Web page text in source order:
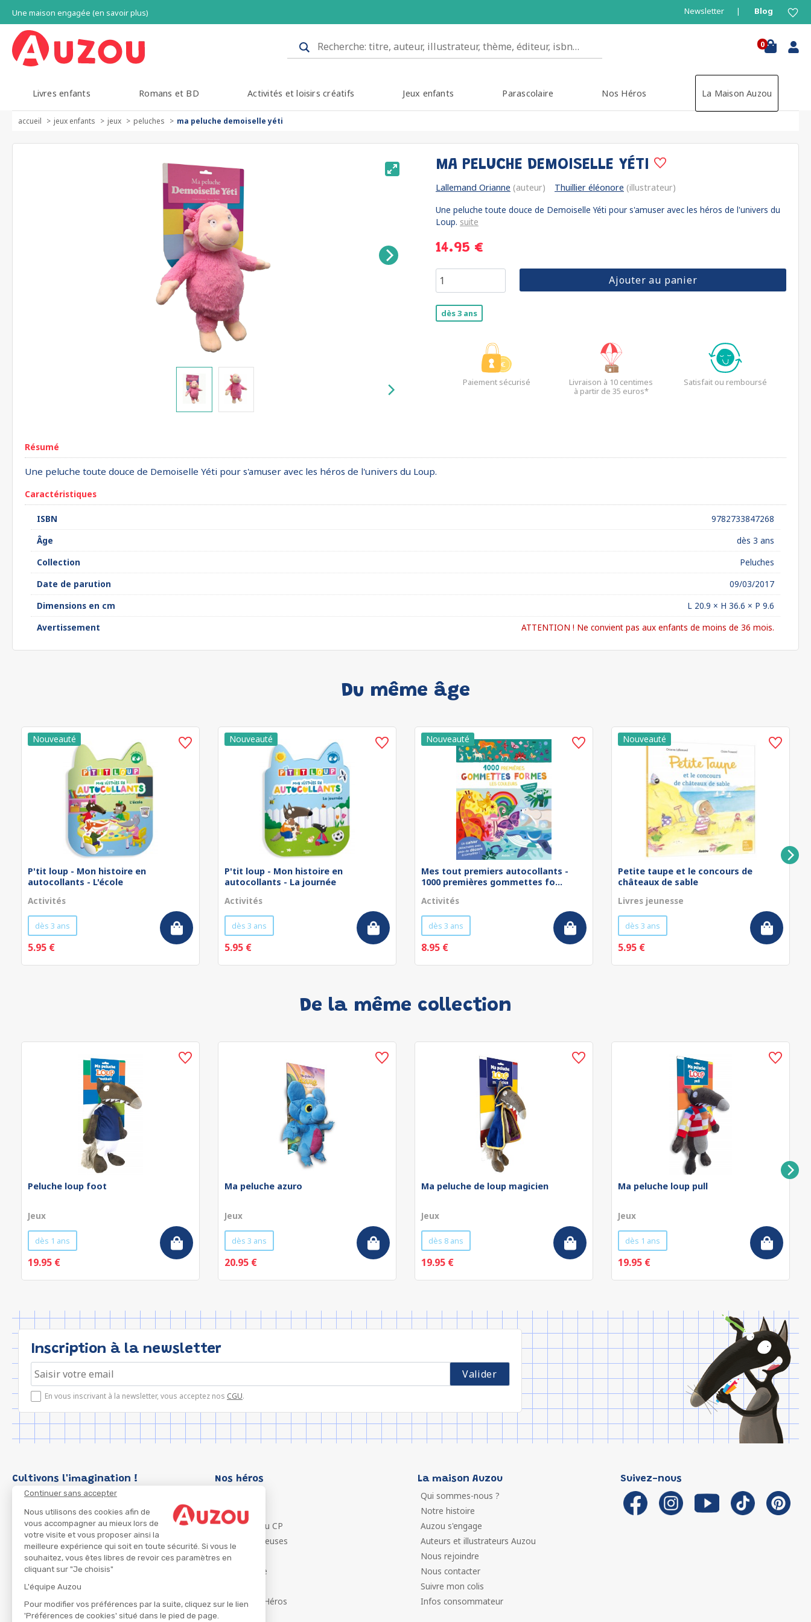
Continuer sans accepter
Nous utilisons des cookies afin de
vous accompagner au mieux lors de
votre visite et vous proposer ainsi la
meilleure expérience qui soit en toute sécurité. Si vous le
souhaitez, vous êtes libres de revoir ces paramètres en
cliquant sur "Je choisis"
L'équipe Auzou
Pour modifier vos préférences par la suite, cliquez sur le lien
'Préférences de cookies' situé dans le pied de page.
Une maison engagée (en savoir plus) Newsletter Blog
0
Livres enfants Romans et BD Activités et loisirs créatifs Jeux enfants Parascolaire Nos Héros La Maison Auzou
accueil jeux enfants jeux peluches ma peluche demoiselle yéti
MA PELUCHE DEMOISELLE YÉTI
Lallemand Orianne (auteur) Thuillier éléonore (illustrateur)
Une peluche toute douce de Demoiselle Yéti pour s'amuser avec les héros de l'univers du
Loup. suite
14.95 €
Ajouter au panier
dès 3 ans
Paiement sécurisé
Livraison à 10 centimes
à partir de 35 euros*
Satisfait ou remboursé
Résumé
Une peluche toute douce de Demoiselle Yéti pour s'amuser avec les héros de l'univers du Loup.
Caractéristiques
ISBN
9782733847268
Âge
dès 3 ans
Collection
Peluches
Date de parution
09/03/2017
Dimensions en cm
L 20.9 × H 36.6 × P 9.6
Avertissement
ATTENTION ! Ne convient pas aux enfants de moins de 36 mois.
Du même âge
P'tit loup - Mon histoire en
autocollants - L'école
Activités
dès 3 ans
5.95 €
P'tit loup - Mon histoire en
autocollants - La journée
Activités
dès 3 ans
5.95 €
Mes tout premiers autocollants -
1000 premières gommettes fo...
Activités
dès 3 ans
8.95 €
Petite taupe et le concours de
châteaux de sable
Livres jeunesse
dès 3 ans
5.95 €
De la même collection
Peluche loup foot
Jeux
dès 1 ans
19.95 €
Ma peluche azuro
Jeux
dès 3 ans
20.95 €
Ma peluche de loup magicien
Jeux
dès 8 ans
19.95 €
Ma peluche loup pull
Jeux
dès 1 ans
19.95 €
Inscription à la newsletter
En vous inscrivant à la newsletter, vous acceptez nos CGU.
Cultivons l'imagination ! Nos héros
P'tit Loup
Les Héros du CP
Les Influenceuses
Migali
Petite Taupe
Ma Boîte à Héros
La maison Auzou
Qui sommes-nous ?
Notre histoire
Auzou s'engage
Auteurs et illustrateurs Auzou
Nous rejoindre
Nous contacter
Suivre mon colis
Infos consommateur
Suivez-nous